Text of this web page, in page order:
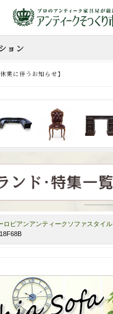
ロピアンアンティークソファスタイル